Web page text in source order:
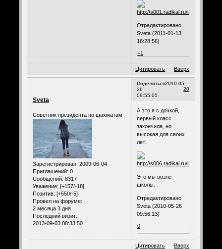
Отредактировано
Sveta (2011-01-13
16:28:56)
+1
Цитировать Вверх
Поделиться
20
2010-05-
26
09:55:05
Sveta
Советник президента по шахматам
Зарегистрирован: 2009-06-04
Приглашений: 0
Сообщений: 8317
Уважение: [+157/-18]
Позитив: [+550/-5]
Провел на форуме:
2 месяца 3 дня
Последний визит:
2013-09-03 08:33:50
А это я с дочкой,
первый класс
закончила, но
высокая для своих
лет.
Это мы возле
школы.
Отредактировано
Sveta (2010-05-26
09:56:13)
0
Цитировать Вверх